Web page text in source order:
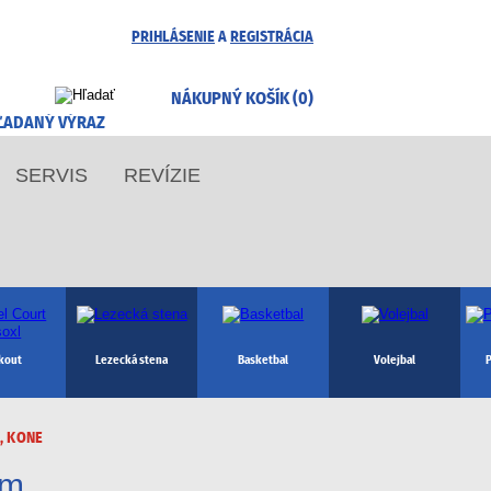
PRIHLÁSENIE A REGISTRÁCIA
NÁKUPNÝ KOŠÍK (0)
SERVIS REVÍZIE
Lezecká stena Basketbal Volejbal
KONE